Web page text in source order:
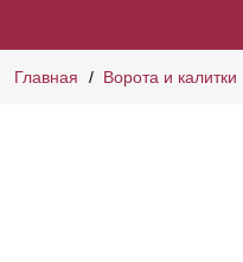
Главная Ворота и калитки